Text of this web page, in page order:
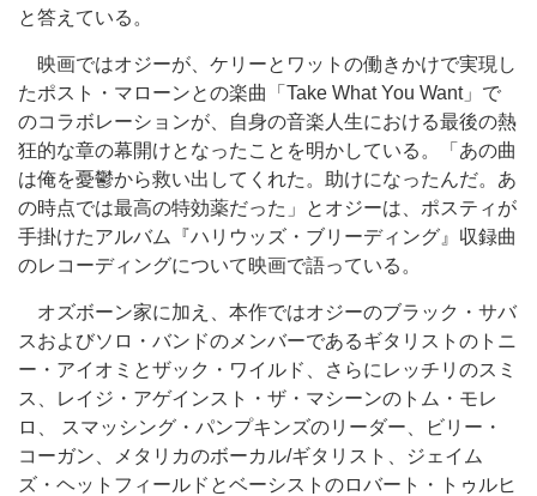
と答えている。
映画ではオジーが、ケリーとワットの働きかけで実現し
たポスト・マローンとの楽曲「Take What You Want」で
のコラボレーションが、自身の音楽人生における最後の熱
狂的な章の幕開けとなったことを明かしている。「あの曲
は俺を憂鬱から救い出してくれた。助けになったんだ。あ
の時点では最高の特効薬だった」とオジーは、ポスティが
手掛けたアルバム『ハリウッズ・ブリーディング』収録曲
のレコーディングについて映画で語っている。
オズボーン家に加え、本作ではオジーのブラック・サバ
スおよびソロ・バンドのメンバーであるギタリストのトニ
ー・アイオミとザック・ワイルド、さらにレッチリのスミ
ス、レイジ・アゲインスト・ザ・マシーンのトム・モレ
ロ、 スマッシング・パンプキンズのリーダー、ビリー・
コーガン、メタリカのボーカル/ギタリスト、ジェイム
ズ・ヘットフィールドとベーシストのロバート・トゥルヒ